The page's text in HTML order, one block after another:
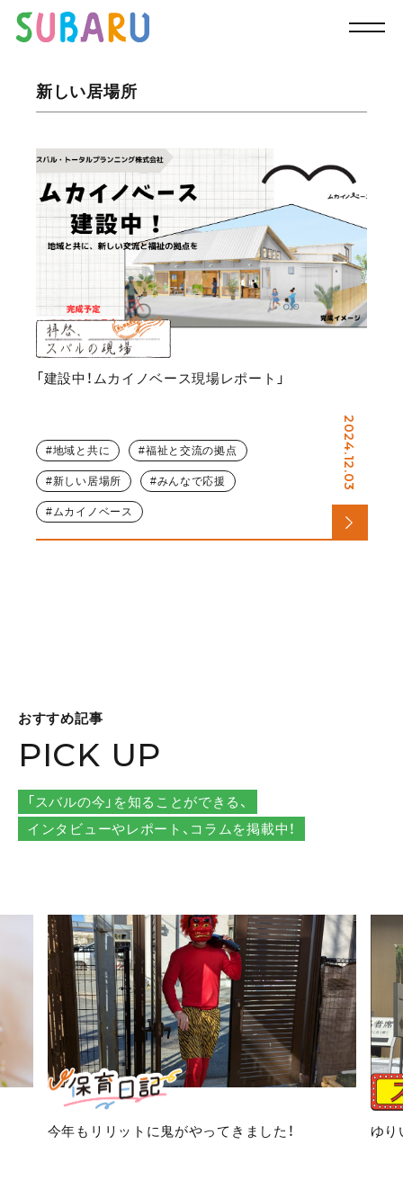
新しい居場所
「建設中！ムカイノベース現場レポート」
2024.12.03
地域と共に 福祉と交流の拠点
新しい居場所 みんなで応援
ムカイノベース
おすすめ記事
PICK UP
「スバルの今」を知ることができる、
インタビューやレポート、コラムを掲載中！
今年もリリットに鬼がやってきました！ ゆ